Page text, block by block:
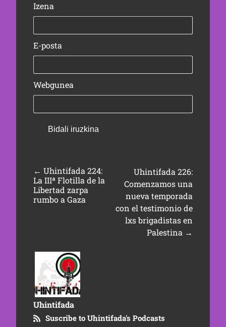
Izena
E-posta
Webgunea
← Uhintifada 224:
La IIIª Flotilla de la
Libertad zarpa
rumbo a Gaza
Uhintifada 226:
Comenzamos una
nueva temporada
con el testimonio de
lxs brigadistas en
Palestina →
Uhintifada
Suscribe to Uhintifada's Podcasts